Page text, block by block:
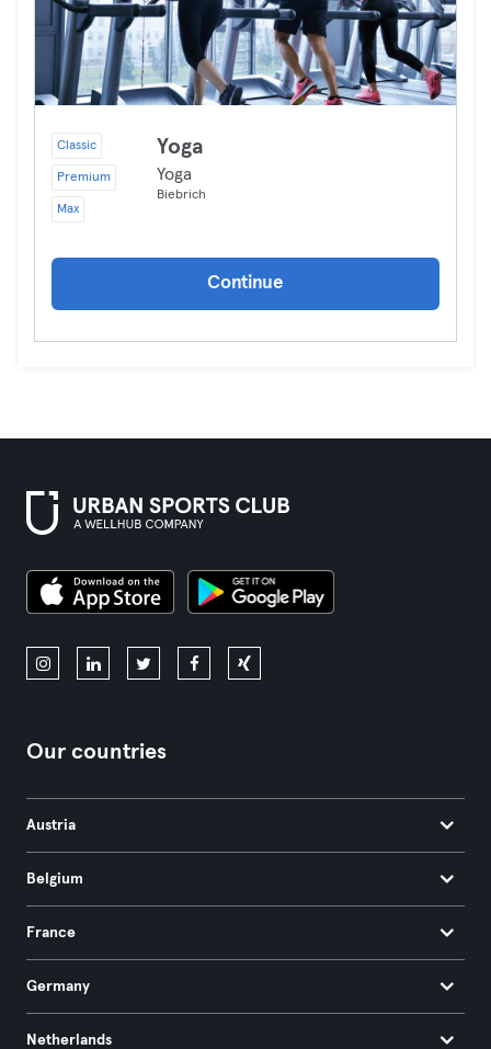
Classic
Premium
Max
Yoga
Yoga
Biebrich
Continue
Our countries
Austria
Belgium
France
Germany
Netherlands